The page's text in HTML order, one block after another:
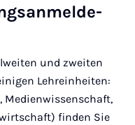
und zweiten
Lehreinheiten:
finden Sie